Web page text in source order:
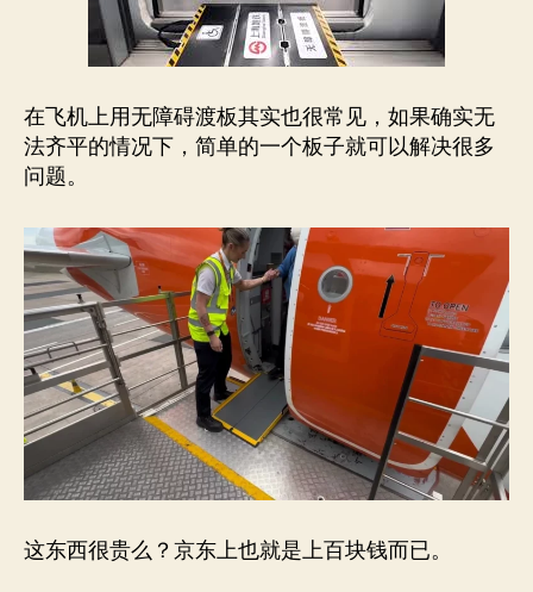
在飞机上用无障碍渡板其实也很常见，如果确实无
法齐平的情况下，简单的一个板子就可以解决很多
问题。
这东西很贵么？京东上也就是上百块钱而已。